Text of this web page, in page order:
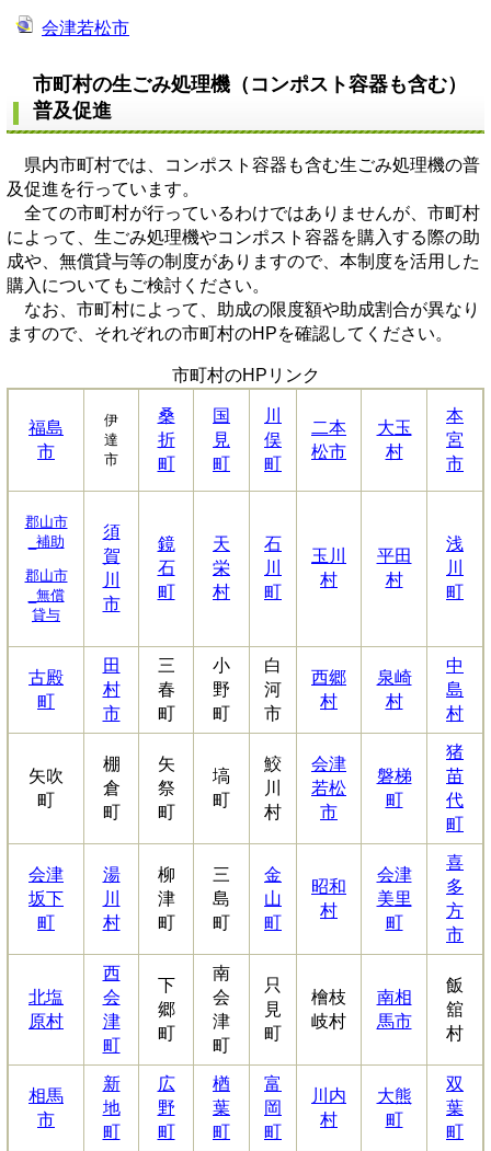
会津若松市
市町村の生ごみ処理機（コンポスト容器も含む）
普及促進
県内市町村では、コンポスト容器も含む生ごみ処理機の普
及促進を行っています。
全ての市町村が行っているわけではありませんが、市町村
によって、生ごみ処理機やコンポスト容器を購入する際の助
成や、無償貸与等の制度がありますので、本制度を活用した
購入についてもご検討ください。
なお、市町村によって、助成の限度額や助成割合が異なり
ますので、それぞれの市町村のHPを確認してください。
市町村のHPリンク
福島
市
伊
達
市
桑
折
町
国
見
町
川
俣
町
二本
松市
大玉
村
本
宮
市
郡山市
_補助
郡山市
_無償
貸与
須
賀
川
市
鏡
石
町
天
栄
村
石
川
町
玉川
村
平田
村
浅
川
町
古殿
町
田
村
市
三
春
町
小
野
町
白
河
市
西郷
村
泉崎
村
中
島
村
矢吹
町
棚
倉
町
矢
祭
町
塙
町
鮫
川
村
会津
若松
市
磐梯
町
猪
苗
代
町
会津
坂下
町
湯
川
村
柳
津
町
三
島
町
金
山
町
昭和
村
会津
美里
町
喜
多
方
市
北塩
原村
西
会
津
町
下
郷
町
南
会
津
町
只
見
町
檜枝
岐村
南相
馬市
飯
舘
村
相馬
市
新
地
町
広
野
町
楢
葉
町
富
岡
町
川内
村
大熊
町
双
葉
町